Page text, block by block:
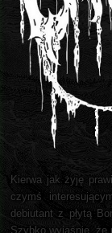
Kierwa jak żyję
czymś
debiutant z płytą
Szybko wyjaśnię, że